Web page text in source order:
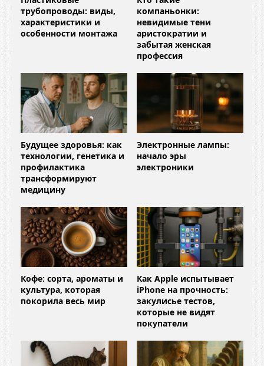
трубопроводы: виды,
характеристики и
особенности монтажа
компаньонки:
невидимые тени
аристократии и
забытая женская
профессия
Будущее здоровья: как
технологии, генетика и
профилактика
трансформируют
медицину
Электронные лампы:
начало эры
электроники
Кофе: сорта, ароматы и
культура, которая
покорила весь мир
Как Apple испытывает
iPhone на прочность:
закулисье тестов,
которые не видят
покупатели